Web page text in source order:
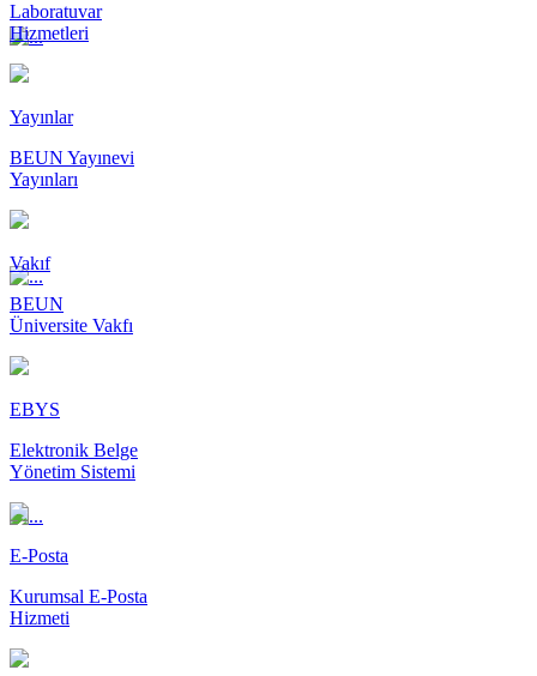
Laboratuvar
Hizmetleri
Yayınlar
BEUN Yayınevi
Yayınları
Vakıf
BEUN
Üniversite Vakfı
EBYS
Elektronik Belge
Yönetim Sistemi
E-Posta
Kurumsal E-Posta
Hizmeti